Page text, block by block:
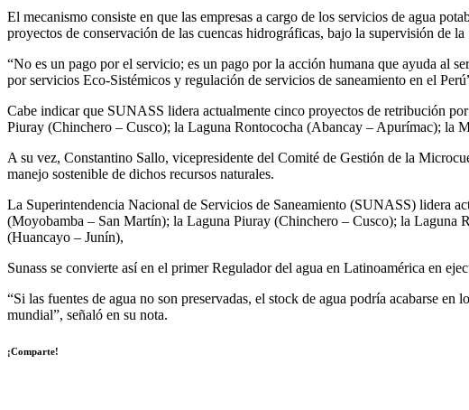
El mecanismo consiste en que las empresas a cargo de los servicios de agua
proyectos de conservación de las cuencas hidrográficas, bajo la supervisión de
“No es un pago por el servicio; es un pago por la acción humana que ayuda al
por servicios Eco-Sistémicos y regulación de servicios de saneamiento en el
Cabe indicar que SUNASS lidera actualmente cinco proyectos de retribución
Piuray (Chinchero – Cusco); la Laguna Rontococha (Abancay – Apurímac); la
A su vez, Constantino Sallo, vicepresidente del Comité de Gestión de la
manejo sostenible de dichos recursos naturales.
La Superintendencia Nacional de Servicios de Saneamiento (SUNASS) lidera
(Moyobamba – San Martín); la Laguna Piuray (Chinchero – Cusco); la Laguna
(Huancayo – Junín),
Sunass se convierte así en el primer Regulador del agua en Latinoamérica en
“Si las fuentes de agua no son preservadas, el stock de agua podría acabarse
mundial”, señaló en su nota.
¡Comparte!